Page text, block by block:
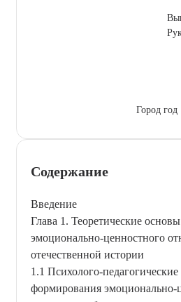
Город год
Содержание
Введение
Глава 1. Теоретические
эмоционально-ценностного
отечественной истории
1.1 Психолого-
формирования эмоционально-